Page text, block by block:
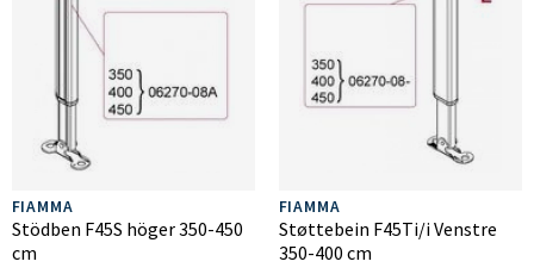
FIAMMA
Stödben F45S höger 350-450
cm
FIAMMA
Støttebein F45Ti/i Venstre
350-400 cm